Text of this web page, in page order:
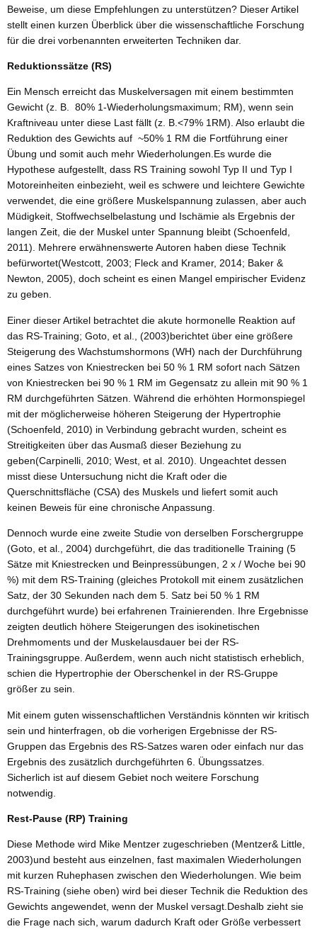
Beweise, um diese Empfehlungen zu unterstützen? Dieser Artikel
stellt einen kurzen Überblick über die wissenschaftliche Forschung
für die drei vorbenannten erweiterten Techniken dar.
Reduktionssätze (RS)
Ein Mensch erreicht das Muskelversagen mit einem bestimmten
Gewicht (z. B. 80% 1-Wiederholungsmaximum; RM), wenn sein
Kraftniveau unter diese Last fällt (z. B.<79% 1RM). Also erlaubt die
Reduktion des Gewichts auf ~50% 1 RM die Fortführung einer
Übung und somit auch mehr Wiederholungen.Es wurde die
Hypothese aufgestellt, dass RS Training sowohl Typ II und Typ I
Motoreinheiten einbezieht, weil es schwere und leichtere Gewichte
verwendet, die eine größere Muskelspannung zulassen, aber auch
Müdigkeit, Stoffwechselbelastung und Ischämie als Ergebnis der
langen Zeit, die der Muskel unter Spannung bleibt (Schoenfeld,
2011). Mehrere erwähnenswerte Autoren haben diese Technik
befürwortet(Westcott, 2003; Fleck and Kramer, 2014; Baker &
Newton, 2005), doch scheint es einen Mangel empirischer Evidenz
zu geben.
Einer dieser Artikel betrachtet die akute hormonelle Reaktion auf
das RS-Training; Goto, et al., (2003)berichtet über eine größere
Steigerung des Wachstumshormons (WH) nach der Durchführung
eines Satzes von Kniestrecken bei 50 % 1 RM sofort nach Sätzen
von Kniestrecken bei 90 % 1 RM im Gegensatz zu allein mit 90 % 1
RM durchgeführten Sätzen. Während die erhöhten Hormonspiegel
mit der möglicherweise höheren Steigerung der Hypertrophie
(Schoenfeld, 2010) in Verbindung gebracht wurden, scheint es
Streitigkeiten über das Ausmaß dieser Beziehung zu
geben(Carpinelli, 2010; West, et al. 2010). Ungeachtet dessen
misst diese Untersuchung nicht die Kraft oder die
Querschnittsfläche (CSA) des Muskels und liefert somit auch
keinen Beweis für eine chronische Anpassung.
Dennoch wurde eine zweite Studie von derselben Forschergruppe
(Goto, et al., 2004) durchgeführt, die das traditionelle Training (5
Sätze mit Kniestrecken und Beinpressübungen, 2 x / Woche bei 90
%) mit dem RS-Training (gleiches Protokoll mit einem zusätzlichen
Satz, der 30 Sekunden nach dem 5. Satz bei 50 % 1 RM
durchgeführt wurde) bei erfahrenen Trainierenden. Ihre Ergebnisse
zeigten deutlich höhere Steigerungen des isokinetischen
Drehmoments und der Muskelausdauer bei der RS-
Trainingsgruppe. Außerdem, wenn auch nicht statistisch erheblich,
schien die Hypertrophie der Oberschenkel in der RS-Gruppe
größer zu sein.
Mit einem guten wissenschaftlichen Verständnis könnten wir kritisch
sein und hinterfragen, ob die vorherigen Ergebnisse der RS-
Gruppen das Ergebnis des RS-Satzes waren oder einfach nur das
Ergebnis des zusätzlich durchgeführten 6. Übungssatzes.
Sicherlich ist auf diesem Gebiet noch weitere Forschung
notwendig.
Rest-Pause (RP) Training
Diese Methode wird Mike Mentzer zugeschrieben (Mentzer& Little,
2003)und besteht aus einzelnen, fast maximalen Wiederholungen
mit kurzen Ruhephasen zwischen den Wiederholungen. Wie beim
RS-Training (siehe oben) wird bei dieser Technik die Reduktion des
Gewichts angewendet, wenn der Muskel versagt.Deshalb zieht sie
die Frage nach sich, warum dadurch Kraft oder Größe verbessert